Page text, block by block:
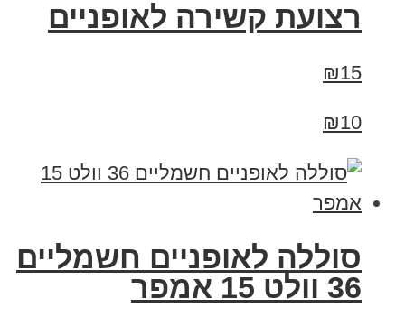
רצועת קשירה לאופניים
₪15
₪10
סוללה לאופניים חשמליים
36 וולט 15 אמפר